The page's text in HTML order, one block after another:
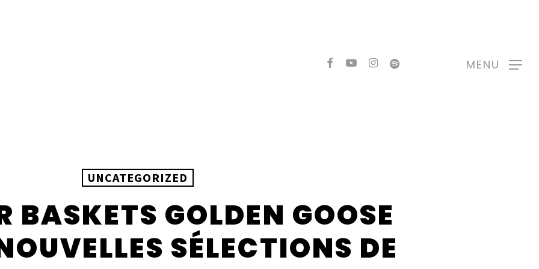
MENU
FACEBOOK
YOUTUBE
INSTAGRAM
SPOTIFY
UNCATEGORIZED
BASKETS GOLDEN GOOSE
SÉLECTIONS DE